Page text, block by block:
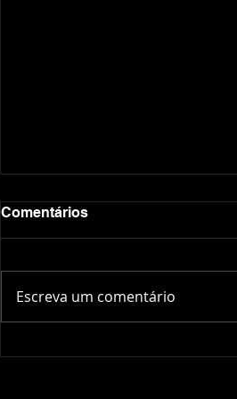
Comentários
Escreva um comentário